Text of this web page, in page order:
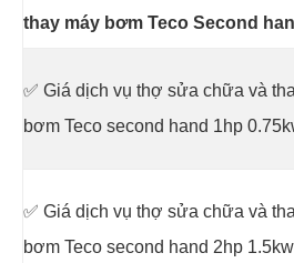
thay máy bơm Teco Second
✅ Giá dịch vụ thợ sửa chữa và
bơm Teco second hand 1hp
✅ Giá dịch vụ thợ sửa chữa và
bơm Teco second hand 2hp 1.5kw